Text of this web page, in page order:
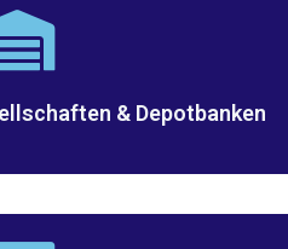
& Depotbanken